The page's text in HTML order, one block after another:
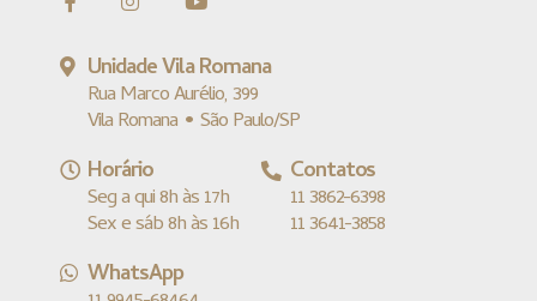
Unidade Vila Romana
Rua Marco Aurélio, 399
Vila Romana • São Paulo/SP
Horário
Seg a qui 8h às 17h
Sex e sáb 8h às 16h
Contatos
11 3862-6398
11 3641-3858
WhatsApp